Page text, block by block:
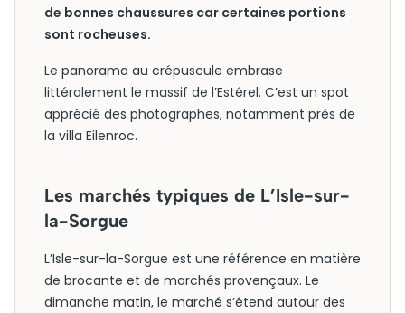
de bonnes chaussures car certaines portions
sont rocheuses.
Le panorama au crépuscule embrase
littéralement le massif de l’Estérel. C’est un spot
apprécié des photographes, notamment près de
la villa Eilenroc.
Les marchés typiques de L’Isle-sur-
la-Sorgue
L’Isle-sur-la-Sorgue est une référence en matière
de brocante et de marchés provençaux. Le
dimanche matin, le marché s’étend autour des